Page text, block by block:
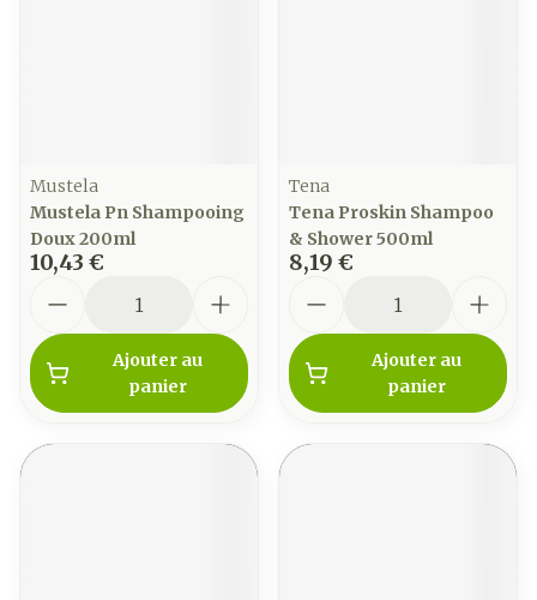
Mustela
Mustela Pn Shampooing
Doux 200ml
10,43 €
Ajouter au
panier
Tena
Tena Proskin Shampoo
& Shower 500ml
8,19 €
Ajouter au
panier